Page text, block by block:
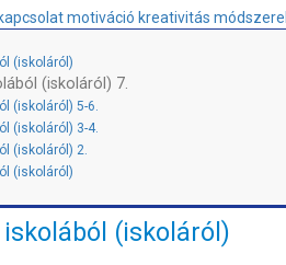
motiváció kreativitás
(iskoláról)
(iskoláról) 7.
(iskoláról) 5-6.
(iskoláról) 3-4.
(iskoláról) 2.
(iskoláról)
(iskoláról)